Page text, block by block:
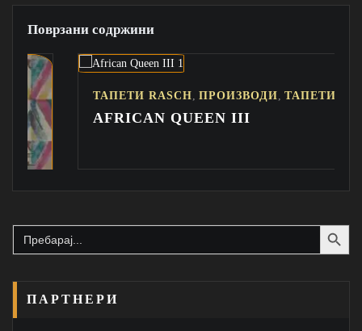
Поврзани содржини
ТАПЕТИ RASCH,ПРОИЗВОДИ,ТАПЕТИ
AFRICAN QUEEN III
Search
for:
Search Button
ПАРТНЕРИ